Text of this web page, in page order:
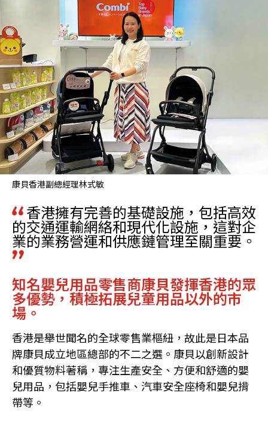
康貝香港副總經理林式敏
香港擁有完善的基礎設施，包括高效
的交通運輸網絡和現代化設施，這對企
業的業務營運和供應鏈管理至關重要。
知名嬰兒用品零售商康貝發揮香港的眾
多優勢，積極拓展兒童用品以外的市
場。
香港是舉世聞名的全球零售業樞紐，故此是日本品
牌康貝成立地區總部的不二之選。康貝以創新設計
和優質物料著稱，專注生產安全、方便和舒適的嬰
兒用品，包括嬰兒手推車、汽車安全座椅和嬰兒揹
帶等。